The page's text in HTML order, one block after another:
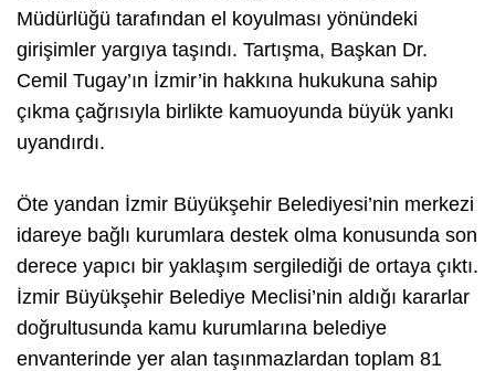
Müdürlüğü tarafından el koyulması yönündeki
girişimler yargıya taşındı. Tartışma, Başkan Dr.
Cemil Tugay’ın İzmir’in hakkına hukukuna sahip
çıkma çağrısıyla birlikte kamuoyunda büyük yankı
uyandırdı.
Öte yandan İzmir Büyükşehir Belediyesi’nin merkezi
idareye bağlı kurumlara destek olma konusunda son
derece yapıcı bir yaklaşım sergilediği de ortaya çıktı.
İzmir Büyükşehir Belediye Meclisi’nin aldığı kararlar
doğrultusunda kamu kurumlarına belediye
envanterinde yer alan taşınmazlardan toplam 81